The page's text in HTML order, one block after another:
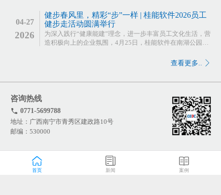
生产…
04-27
2026
健步春风里，精彩“步”一样 | 桂能软件2026员工
健步走活动圆满举行
为深入践行“健康能建”理念，进一步丰富员工文化生活，营
造积极向上的企业氛围，4月25日，桂能软件在南湖公园成
查看更多..
咨询热线
0771-5699788
地址：广西南宁市青秀区建政路10号
邮编：530000
首页 新闻 案例